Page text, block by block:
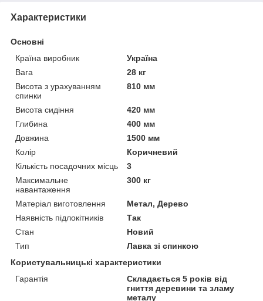
Характеристики
Основні
Країна виробник
Україна
Вага
28 кг
Висота з урахуванням
спинки
810 мм
Висота сидіння
420 мм
Глибина
400 мм
Довжина
1500 мм
Колір
Коричневий
Кількість посадочних місць
3
Максимальне
навантаження
300 кг
Матеріал виготовлення
Метал, Дерево
Наявність підлокітників
Так
Стан
Новий
Тип
Лавка зі спинкою
Користувальницькі характеристики
Гарантія
Складається 5 років від
гниття деревини та зламу
металу